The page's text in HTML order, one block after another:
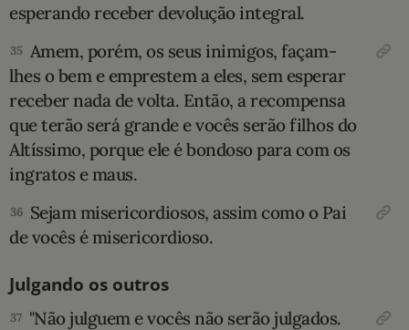
esperando receber devolução integral.
35 Amem, porém, os seus inimigos, façam-
lhes o bem e emprestem a eles, sem esperar
receber nada de volta. Então, a recompensa
que terão será grande e vocês serão filhos do
Altíssimo, porque ele é bondoso para com os
ingratos e maus.
36 Sejam misericordiosos, assim como o Pai
de vocês é misericordioso.
Julgando os outros
37 "Não julguem e vocês não serão julgados.